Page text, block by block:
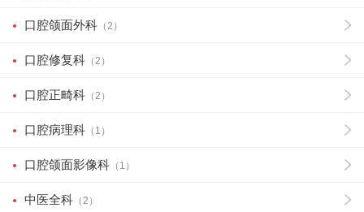
口腔颌面外科 （2）
口腔修复科 （2）
口腔正畸科 （2）
口腔病理科 （1）
口腔颌面影像科 （1）
中医全科 （2）